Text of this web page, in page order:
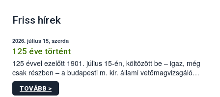
Friss hírek
2026. július 15, szerda
125 éve történt
125 évvel ezelőtt 1901. július 15-én, költözött be – igaz, még
csak részben – a budapesti m. kir. állami vetőmagvizsgáló
állomás a Kis Rókus utca 15. szám alatti, Czigler Győző által
tervezett új épületébe.
TOVÁBB >